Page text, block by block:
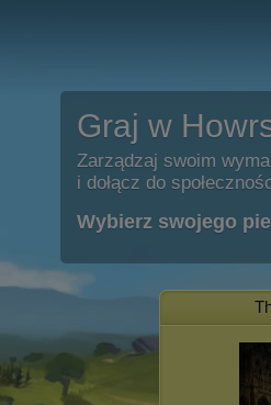
Graj w
Zarządzaj swoim
i dołącz do
Wybierz swojego